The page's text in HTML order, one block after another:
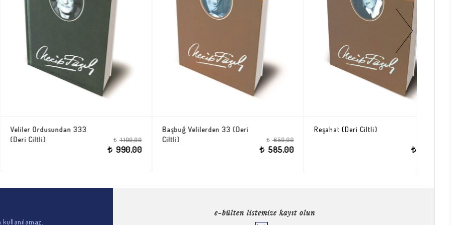
333
Başbuğ Velilerden 33 (Deri
Ciltli)
Reşahat (Deri Ciltli)
e-bülten listemize kayıt olun